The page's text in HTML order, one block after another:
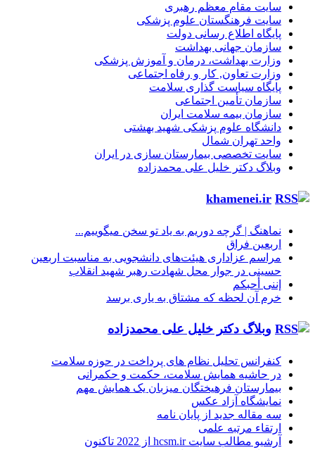
سایت مقام معظم رهبری
سایت فرهنگستان علوم پزشکی
پایگاه اطلاع رسانی دولت
سازمان جهانی بهداشت
وزارت بهداشت، درمان و آموزش پزشکی
وزارت تعاون, کار و رفاه اجتماعی
پایگاه سیاست گذاری سلامت
سازمان تأمین اجتماعی
سازمان بیمه سلامت ایران
دانشگاه علوم پزشکی شهید بهشتی
واحد تهران شمال
سایت تخصصی بیمارستان سازی در ایران
وبلاگ دکتر خلیل علی محمدزاده
khamenei.ir
نماهنگ |‌ گرچه دوریم به یاد تو سخن میگوییم...
اربعین فراق
مراسم عزاداری هیئت‌های دانشجویی به مناسبت اربعین
حسینی در جوار محل شهادت رهبر شهید انقلاب
إننی أحبکم
خرم آن لحظه که مشتاق به یاری برسد
وبلاگ دکتر خلیل علی محمدزاده
کنفرانس تحلیل نظام های پرداخت در حوزه سلامت
در حاشیه همایش سلامت، حکمت و حکمرانی
بیمارستان فرهیختگان میزبان یک همایش مهم
نمایشگاه آزاد عکس
سه مقاله جدید از پایان نامه
ارتقاء مرتبه علمی
آرشیو مطالب سایت hcsm.ir از 2022 تاکنون